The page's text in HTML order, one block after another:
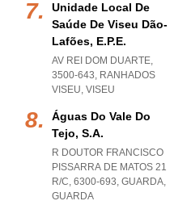
Unidade Local De
Saúde De Viseu Dão-
Lafões, E.p.e.
AV REI DOM DUARTE,
3500-643, RANHADOS
VISEU, VISEU
Águas Do Vale Do
Tejo, S.a.
R DOUTOR FRANCISCO
PISSARRA DE MATOS 21
R/C, 6300-693, GUARDA,
GUARDA